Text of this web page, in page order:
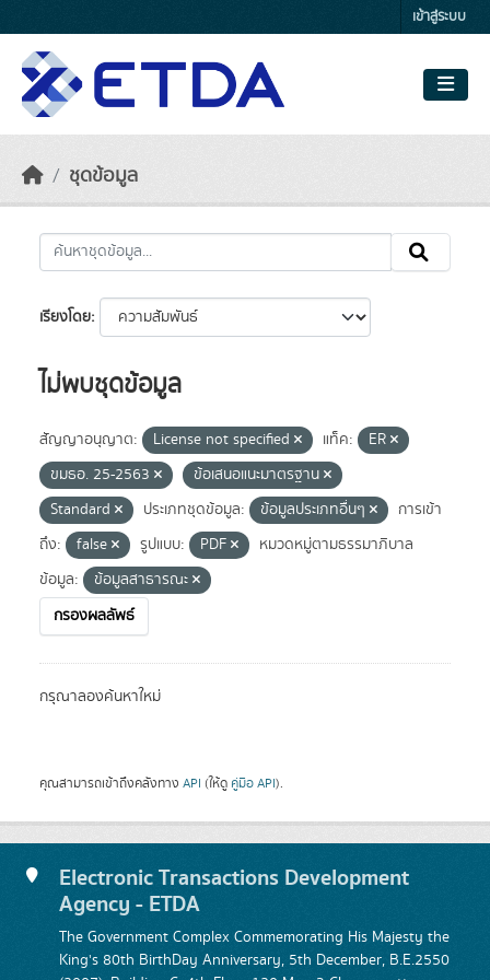
เข้าสู่ระบบ
ชุดข้อมูล
เรียงโดย
ไม่พบชุดข้อมูล
สัญญาอนุญาต: License not specified แท็ค:
ER
ขมธอ. 25-2563
ข้อเสนอแนะมาตรฐาน
Standard
ประเภทชุดข้อมูล: ข้อมูลประเภทอื่นๆ
การเข้า
ถึง:
false รูปแบบ: PDF
หมวดหมู่ตามธรรมาภิบาล
ข้อมูล:
ข้อมูลสาธารณะ
กรองผลลัพธ์
กรุณาลองค้นหาใหม่
คุณสามารถเข้าถึงคลังทาง API (ให้ดู คู่มือ API).
Electronic Transactions Development
Agency - ETDA
The Government Complex Commemorating His Majesty the
King's 80th BirthDay Anniversary, 5th December, B.E.2550